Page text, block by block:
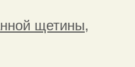
щетины,